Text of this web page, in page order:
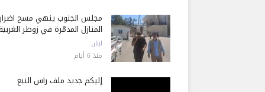
مجلس الجنوب ينهي مسح أضرار
المنازل المدمّرة في زوطر الغربية
لبنان
منذ 6 أيام
إليكم جديد ملف رأس النبع